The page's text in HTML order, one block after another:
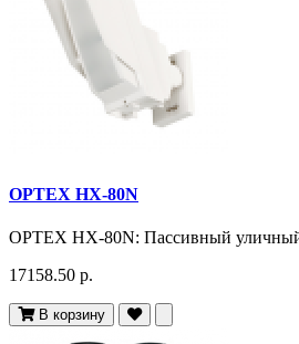
OPTEX HX-80N
OPTEX HX-80N: Пассивный уличный
17158.50 р.
В корзину